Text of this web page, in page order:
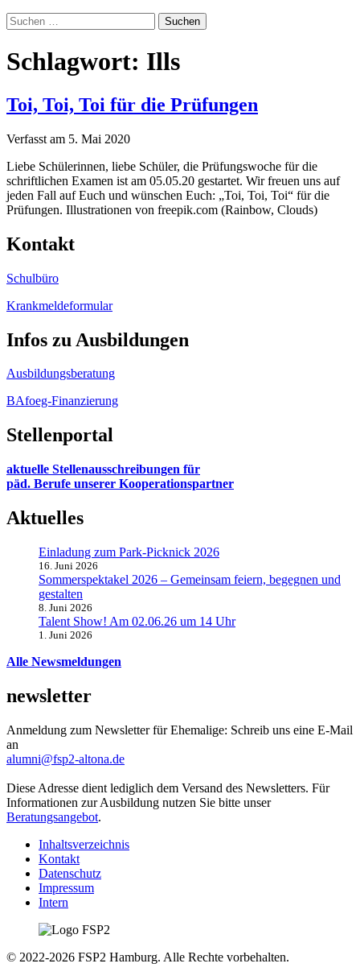
Suchen
Suchen
nach:
Schlagwort: Ills
Toi, Toi, Toi für die Prüfungen
Verfasst am 5. Mai 2020
Liebe Schülerinnen, liebe Schüler, die Prüfungswoche für die
schriftlichen Examen ist am 05.05.20 gestartet. Wir freuen uns auf
jeden Fall auf Euch und wünschen Euch: „Toi, Toi, Toi“ für die
Prüfungen. Illustrationen von freepik.com (Rainbow, Clouds)
Kontakt
Schulbüro
Krankmeldeformular
Infos zu Ausbildungen
Ausbildungsberatung
BAfoeg-Finanzierung
Stellenportal
aktuelle Stellenausschreibungen für
päd. Berufe unserer Kooperationspartner
Aktuelles
Einladung zum Park-Picknick 2026
16. Juni 2026
Sommerspektakel 2026 – Gemeinsam feiern, begegnen und
gestalten
8. Juni 2026
Talent Show! Am 02.06.26 um 14 Uhr
1. Juni 2026
Alle Newsmeldungen
newsletter
Anmeldung zum Newsletter für Ehemalige: Schreib uns eine E-Mail
an
alumni@fsp2-altona.de
Diese Adresse dient lediglich dem Versand des Newsletters. Für
Informationen zur Ausbildung nutzen Sie bitte unser
Beratungsangebot.
Inhaltsverzeichnis
Kontakt
Datenschutz
Impressum
Intern
© 2022-2026 FSP2 Hamburg. Alle Rechte vorbehalten.